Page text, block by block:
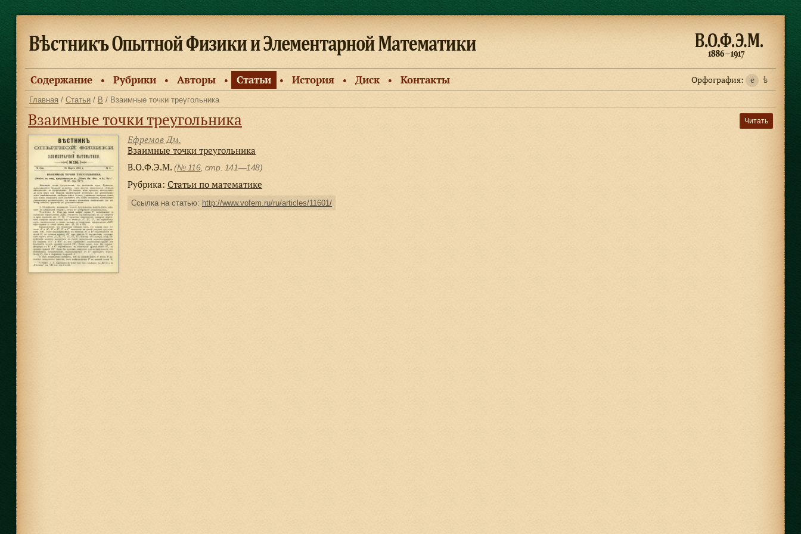
Содержание ● Рубрики ● Авторы ● Статьи ● История ● Диск ● Контакты Орфография: e ѣ
Главная / Статьи / В / Взаимные точки треугольника
Читать
Взаимные точки треугольника
Ефремов Дм.
Взаимные точки треугольника
В.О.Ф.Э.М. (№ 116, стр. 141—148)
Рубрика: Статьи по математике
Ссылка на статью: http://www.vofem.ru/ru/articles/11601/